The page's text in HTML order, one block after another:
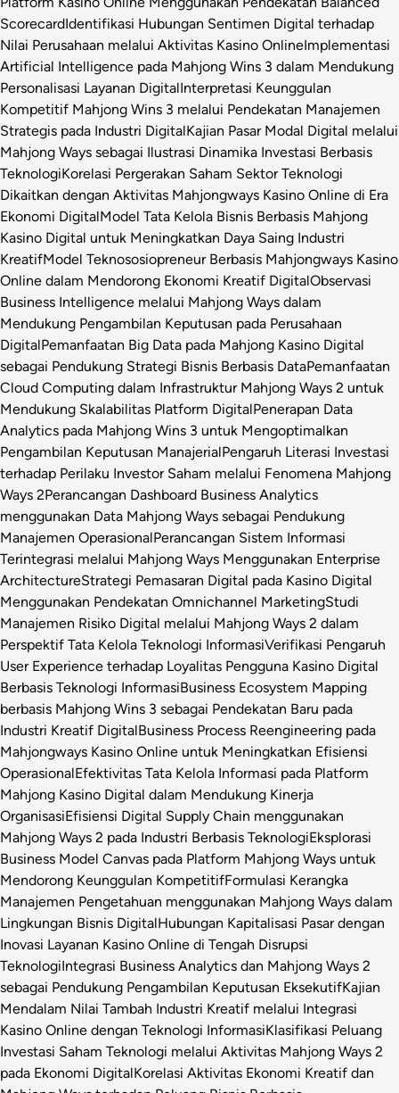
ScorecardIdentifikasi Hubungan Sentimen Digital terhadap
Nilai Perusahaan melalui Aktivitas Kasino OnlineImplementasi
Artificial Intelligence pada Mahjong Wins 3 dalam Mendukung
Personalisasi Layanan DigitalInterpretasi Keunggulan
Kompetitif Mahjong Wins 3 melalui Pendekatan Manajemen
Strategis pada Industri DigitalKajian Pasar Modal Digital melalui
Mahjong Ways sebagai Ilustrasi Dinamika Investasi Berbasis
TeknologiKorelasi Pergerakan Saham Sektor Teknologi
Dikaitkan dengan Aktivitas Mahjongways Kasino Online di Era
Ekonomi DigitalModel Tata Kelola Bisnis Berbasis Mahjong
Kasino Digital untuk Meningkatkan Daya Saing Industri
KreatifModel Teknososiopreneur Berbasis Mahjongways Kasino
Online dalam Mendorong Ekonomi Kreatif DigitalObservasi
Business Intelligence melalui Mahjong Ways dalam
Mendukung Pengambilan Keputusan pada Perusahaan
DigitalPemanfaatan Big Data pada Mahjong Kasino Digital
sebagai Pendukung Strategi Bisnis Berbasis DataPemanfaatan
Cloud Computing dalam Infrastruktur Mahjong Ways 2 untuk
Mendukung Skalabilitas Platform DigitalPenerapan Data
Analytics pada Mahjong Wins 3 untuk Mengoptimalkan
Pengambilan Keputusan ManajerialPengaruh Literasi Investasi
terhadap Perilaku Investor Saham melalui Fenomena Mahjong
Ways 2Perancangan Dashboard Business Analytics
menggunakan Data Mahjong Ways sebagai Pendukung
Manajemen OperasionalPerancangan Sistem Informasi
Terintegrasi melalui Mahjong Ways Menggunakan Enterprise
ArchitectureStrategi Pemasaran Digital pada Kasino Digital
Menggunakan Pendekatan Omnichannel MarketingStudi
Manajemen Risiko Digital melalui Mahjong Ways 2 dalam
Perspektif Tata Kelola Teknologi InformasiVerifikasi Pengaruh
User Experience terhadap Loyalitas Pengguna Kasino Digital
Berbasis Teknologi InformasiBusiness Ecosystem Mapping
berbasis Mahjong Wins 3 sebagai Pendekatan Baru pada
Industri Kreatif DigitalBusiness Process Reengineering pada
Mahjongways Kasino Online untuk Meningkatkan Efisiensi
OperasionalEfektivitas Tata Kelola Informasi pada Platform
Mahjong Kasino Digital dalam Mendukung Kinerja
OrganisasiEfisiensi Digital Supply Chain menggunakan
Mahjong Ways 2 pada Industri Berbasis TeknologiEksplorasi
Business Model Canvas pada Platform Mahjong Ways untuk
Mendorong Keunggulan KompetitifFormulasi Kerangka
Manajemen Pengetahuan menggunakan Mahjong Ways dalam
Lingkungan Bisnis DigitalHubungan Kapitalisasi Pasar dengan
Inovasi Layanan Kasino Online di Tengah Disrupsi
TeknologiIntegrasi Business Analytics dan Mahjong Ways 2
sebagai Pendukung Pengambilan Keputusan EksekutifKajian
Mendalam Nilai Tambah Industri Kreatif melalui Integrasi
Kasino Online dengan Teknologi InformasiKlasifikasi Peluang
Investasi Saham Teknologi melalui Aktivitas Mahjong Ways 2
pada Ekonomi DigitalKorelasi Aktivitas Ekonomi Kreatif dan